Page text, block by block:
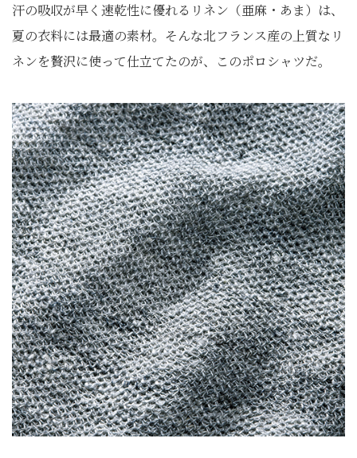
汗の吸収が早く速乾性に優れるリネン（亜麻・あま）は、
夏の衣料には最適の素材。そんな北フランス産の上質なリ
ネンを贅沢に使って仕立てたのが、このポロシャツだ。